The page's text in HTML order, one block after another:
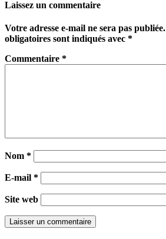
Laissez un commentaire
Votre adresse e-mail ne sera pas publiée.
obligatoires sont indiqués avec *
Commentaire *
Nom *
E-mail *
Site web